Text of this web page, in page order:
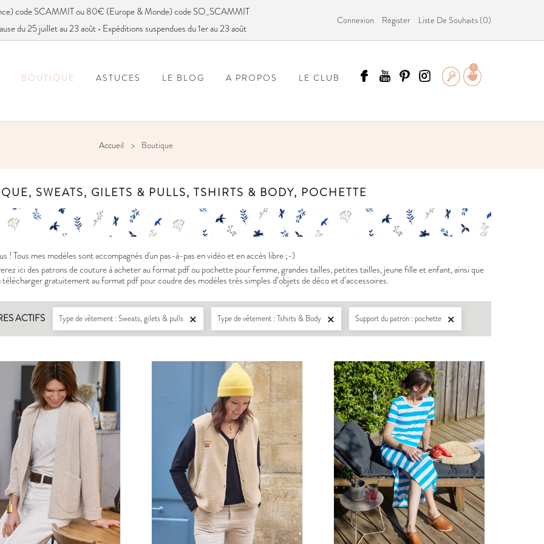
code SCAMMIT ou 80€ (Europe & Monde) code SO_SCAMMIT
du 25 juillet au 23 août • Expéditions suspendues du 1er au 23 août
Connexion Register Liste De Souhaits (0)
0
BOUTIQUE ASTUCES LE BLOG A PROPOS LE CLUB
Accueil Boutique
SWEATS, GILETS & PULLS, TSHIRTS & BODY, POCHETTE
! Tous mes modèles sont accompagnés d'un pas-à-pas en vidéo et en accès libre ;-)
ici des patrons de couture à acheter au format pdf ou pochette pour femme, grandes tailles, petites tailles, jeune fille et enfant, ainsi que
gratuitement au format pdf pour coudre des modèles très simples d’objets de déco et d’accessoires.
ACTIFS Type de vêtement : Sweats, gilets & pulls  Type de vêtement : Tshirts & Body  Support du patron : pochette 